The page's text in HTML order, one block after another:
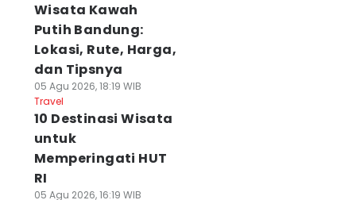
Wisata Kawah
Putih Bandung:
Lokasi, Rute, Harga,
dan Tipsnya
05 Agu 2026, 18:19 WIB
Travel
10 Destinasi Wisata
untuk
Memperingati HUT
RI
05 Agu 2026, 16:19 WIB